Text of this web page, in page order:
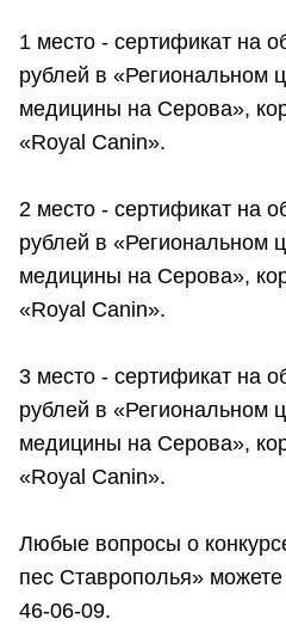
1 место - сертификат на
рублей в «Региональном
медицины на Серова»,
«Royal Canin».
2 место - сертификат на
рублей в «Региональном
медицины на Серова»,
«Royal Canin».
3 место - сертификат на
рублей в «Региональном
медицины на Серова»,
«Royal Canin».
Любые вопросы о
пес Ставрополья»
46-06-09.